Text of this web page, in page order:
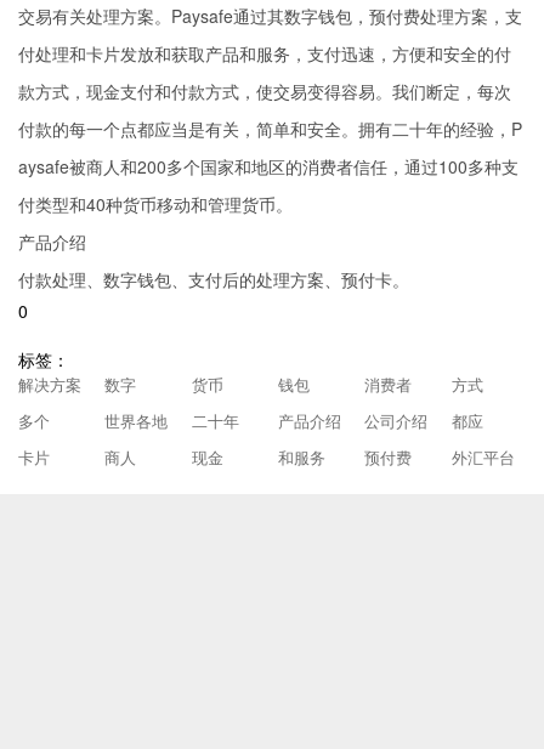
交易有关处理方案。Paysafe通过其数字钱包，预付费处理方案，支
付处理和卡片发放和获取产品和服务，支付迅速，方便和安全的付
款方式，现金支付和付款方式，使交易变得容易。我们断定，每次
付款的每一个点都应当是有关，简单和安全。拥有二十年的经验，P
aysafe被商人和200多个国家和地区的消费者信任，通过100多种支
付类型和40种货币移动和管理货币。
产品介绍
付款处理、数字钱包、支付后的处理方案、预付卡。
0
标签：
解决方案 数字 货币 钱包 消费者
方式
多个
世界各地 二十年 产品介绍 公司介绍
都应
卡片
商人 现金 和服务 预付费 外汇平台